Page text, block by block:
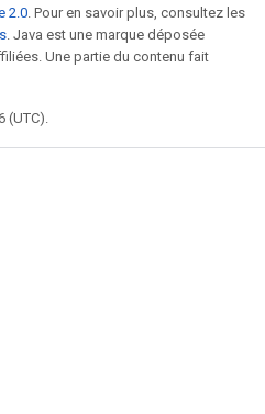
2.0. Pour en savoir plus, consultez les
. Java est une marque déposée
Une partie du contenu fait
(UTC).